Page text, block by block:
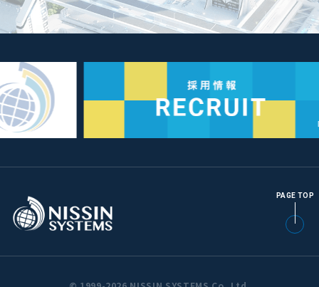
PAGE TOP